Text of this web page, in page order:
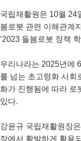
국립재활원은 10월 24
봄로봇 관련 이해관계
‘2023 돌봄로봇 정책
우리나라는 2025년에
를 넘는 초고령화 사회
화가 진행됨에 따라 로
있다.
강윤규 국립재활원장
장에서 활발하게 활용